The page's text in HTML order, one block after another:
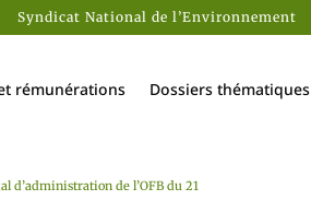
Syndicat National de l’Environnement
rémunérations Dossiers thématiques
d’administration de l’OFB du 21